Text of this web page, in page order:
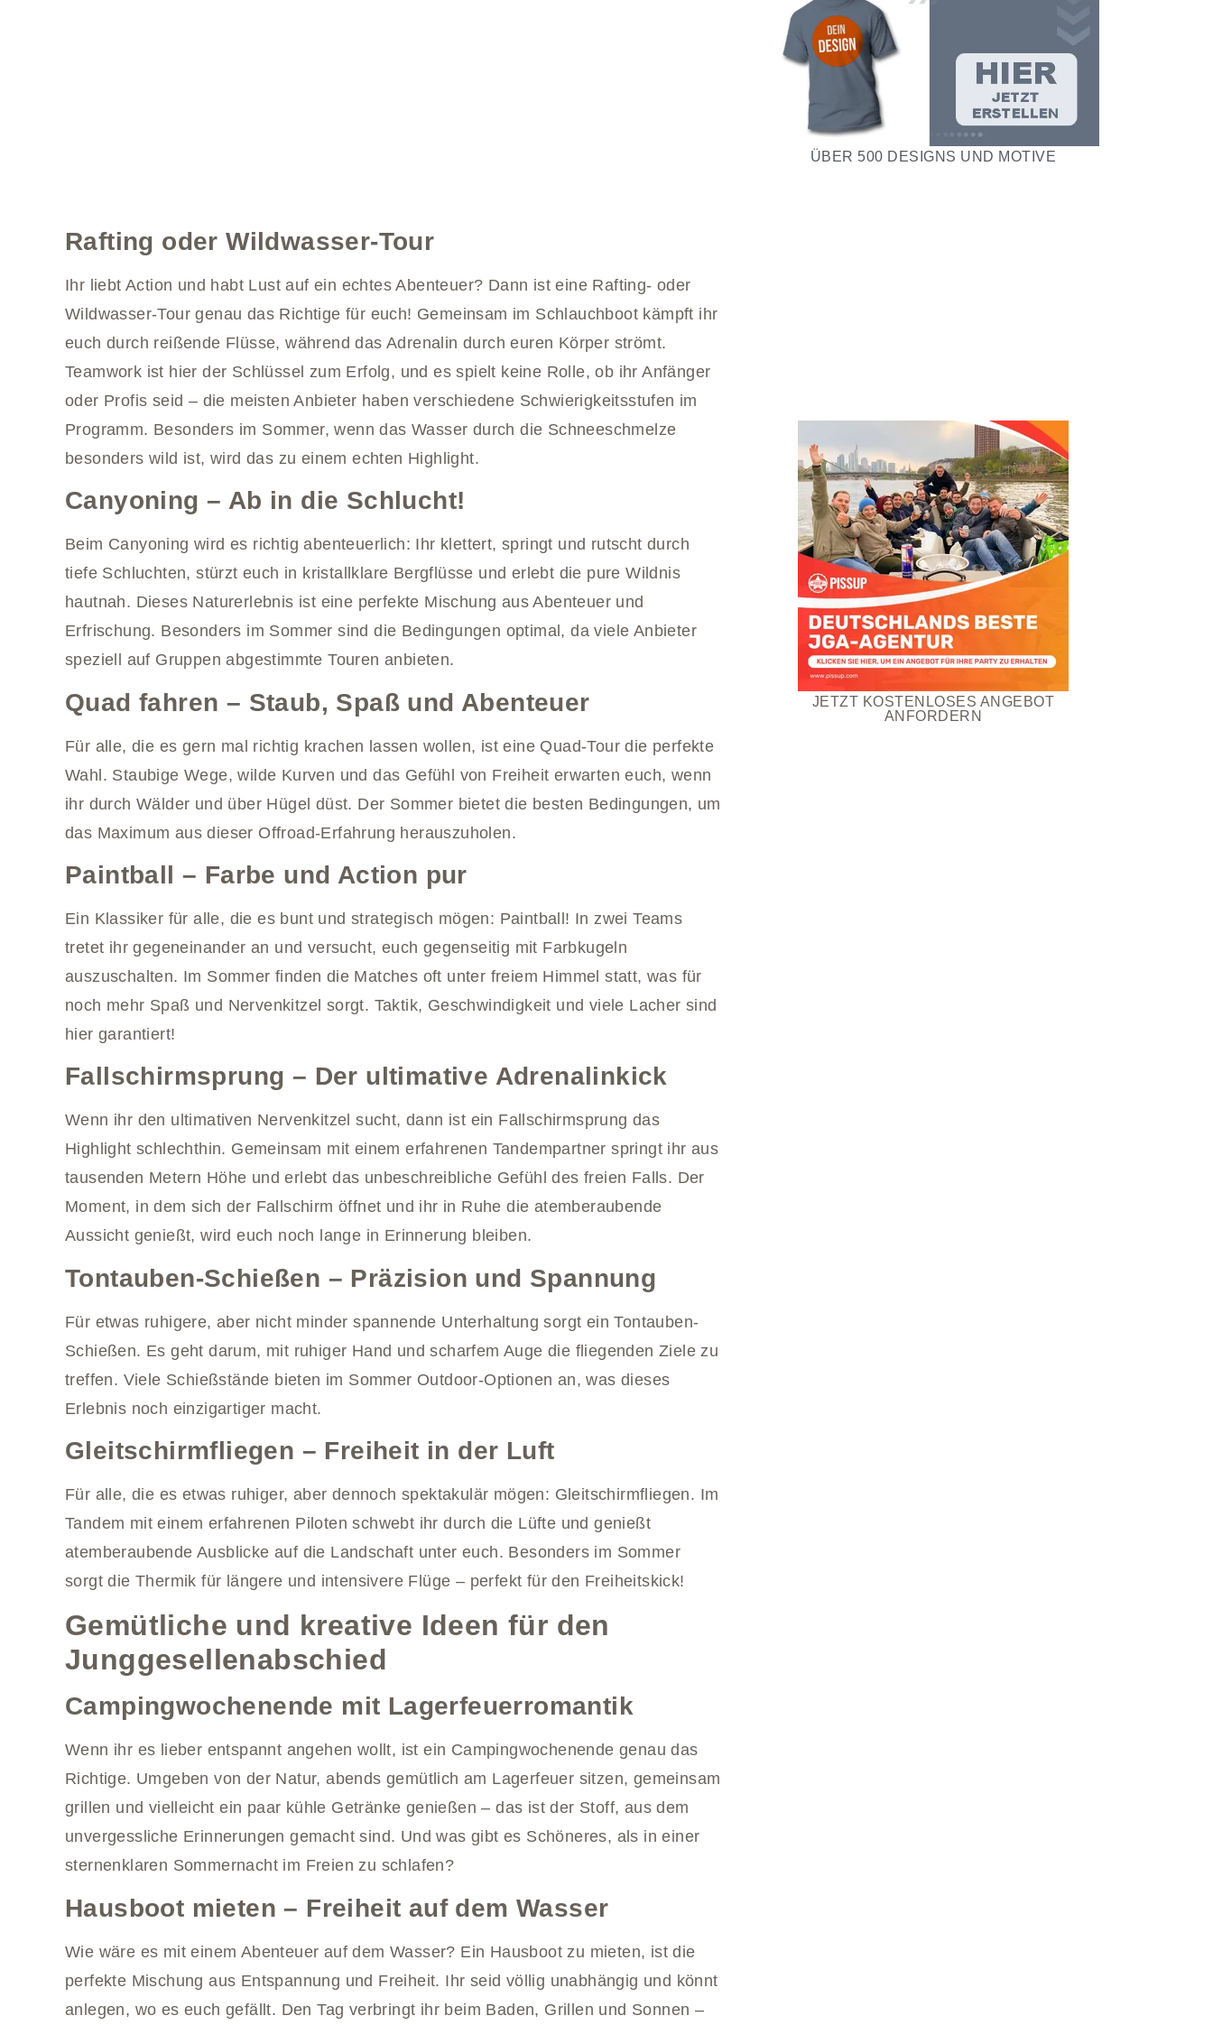
Rafting oder Wildwasser-Tour
Ihr liebt Action und habt Lust auf ein echtes Abenteuer? Dann ist eine Rafting- oder
Wildwasser-Tour genau das Richtige für euch! Gemeinsam im Schlauchboot kämpft ihr
euch durch reißende Flüsse, während das Adrenalin durch euren Körper strömt.
Teamwork ist hier der Schlüssel zum Erfolg, und es spielt keine Rolle, ob ihr Anfänger
oder Profis seid – die meisten Anbieter haben verschiedene Schwierigkeitsstufen im
Programm. Besonders im Sommer, wenn das Wasser durch die Schneeschmelze
besonders wild ist, wird das zu einem echten Highlight.
Canyoning – Ab in die Schlucht!
Beim Canyoning wird es richtig abenteuerlich: Ihr klettert, springt und rutscht durch
tiefe Schluchten, stürzt euch in kristallklare Bergflüsse und erlebt die pure Wildnis
hautnah. Dieses Naturerlebnis ist eine perfekte Mischung aus Abenteuer und
Erfrischung. Besonders im Sommer sind die Bedingungen optimal, da viele Anbieter
speziell auf Gruppen abgestimmte Touren anbieten.
Quad fahren – Staub, Spaß und Abenteuer
Für alle, die es gern mal richtig krachen lassen wollen, ist eine Quad-Tour die perfekte
Wahl. Staubige Wege, wilde Kurven und das Gefühl von Freiheit erwarten euch, wenn
ihr durch Wälder und über Hügel düst. Der Sommer bietet die besten Bedingungen, um
das Maximum aus dieser Offroad-Erfahrung herauszuholen.
Paintball – Farbe und Action pur
Ein Klassiker für alle, die es bunt und strategisch mögen: Paintball! In zwei Teams
tretet ihr gegeneinander an und versucht, euch gegenseitig mit Farbkugeln
auszuschalten. Im Sommer finden die Matches oft unter freiem Himmel statt, was für
noch mehr Spaß und Nervenkitzel sorgt. Taktik, Geschwindigkeit und viele Lacher sind
hier garantiert!
Fallschirmsprung – Der ultimative Adrenalinkick
Wenn ihr den ultimativen Nervenkitzel sucht, dann ist ein Fallschirmsprung das
Highlight schlechthin. Gemeinsam mit einem erfahrenen Tandempartner springt ihr aus
tausenden Metern Höhe und erlebt das unbeschreibliche Gefühl des freien Falls. Der
Moment, in dem sich der Fallschirm öffnet und ihr in Ruhe die atemberaubende
Aussicht genießt, wird euch noch lange in Erinnerung bleiben.
Tontauben-Schießen – Präzision und Spannung
Für etwas ruhigere, aber nicht minder spannende Unterhaltung sorgt ein Tontauben-
Schießen. Es geht darum, mit ruhiger Hand und scharfem Auge die fliegenden Ziele zu
treffen. Viele Schießstände bieten im Sommer Outdoor-Optionen an, was dieses
Erlebnis noch einzigartiger macht.
Gleitschirmfliegen – Freiheit in der Luft
Für alle, die es etwas ruhiger, aber dennoch spektakulär mögen: Gleitschirmfliegen. Im
Tandem mit einem erfahrenen Piloten schwebt ihr durch die Lüfte und genießt
atemberaubende Ausblicke auf die Landschaft unter euch. Besonders im Sommer
sorgt die Thermik für längere und intensivere Flüge – perfekt für den Freiheitskick!
Gemütliche und kreative Ideen für den
Junggesellenabschied
Campingwochenende mit Lagerfeuerromantik
Wenn ihr es lieber entspannt angehen wollt, ist ein Campingwochenende genau das
Richtige. Umgeben von der Natur, abends gemütlich am Lagerfeuer sitzen, gemeinsam
grillen und vielleicht ein paar kühle Getränke genießen – das ist der Stoff, aus dem
unvergessliche Erinnerungen gemacht sind. Und was gibt es Schöneres, als in einer
sternenklaren Sommernacht im Freien zu schlafen?
Hausboot mieten – Freiheit auf dem Wasser
Wie wäre es mit einem Abenteuer auf dem Wasser? Ein Hausboot zu mieten, ist die
perfekte Mischung aus Entspannung und Freiheit. Ihr seid völlig unabhängig und könnt
anlegen, wo es euch gefällt. Den Tag verbringt ihr beim Baden, Grillen und Sonnen –
ÜBER 500 DESIGNS UND MOTIVE
JETZT KOSTENLOSES ANGEBOT
ANFORDERN